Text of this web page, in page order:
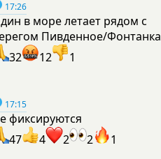
17:26
в море летает рядом с
Пивденное/Фонтанка
32
12 1
17:15
фиксируются
47
4 2 2 1